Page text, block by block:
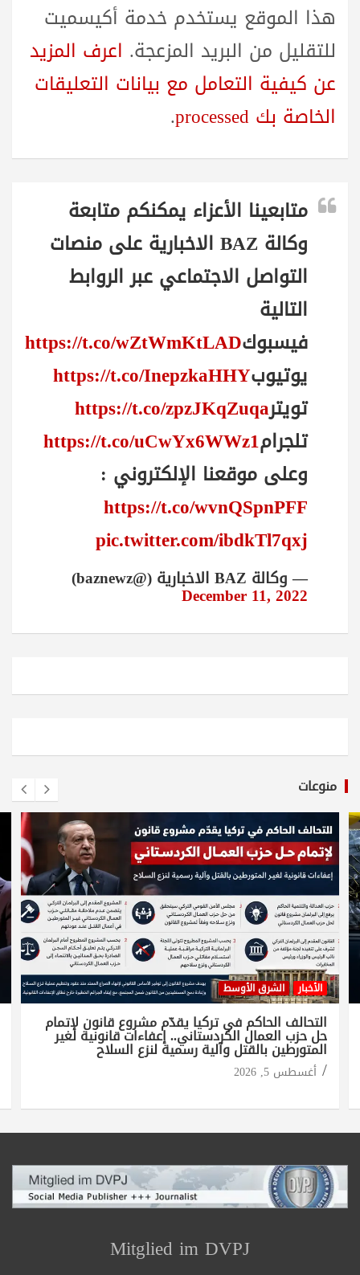
هذا الموقع يستخدم خدمة أكيسميت
للتقليل من البريد المزعجة. اعرف المزيد
عن كيفية التعامل مع بيانات التعليقات
الخاصة بك processed
.
متابعينا الأعزاء يمكنكم متابعة
وكالة BAZ الاخبارية على منصات
التواصل الاجتماعي عبر الروابط
التالية
فيسبوكhttps://t.co/wZtWmKtLAD
يوتيوبhttps://t.co/InepzkaHHY
تويترhttps://t.co/zpzJKqZuqa
تلجرامhttps://t.co/uCwYx6WWz1
وعلى موقعنا الإلكتروني :
https://t.co/wvnQSpnPFF
pic.twitter.com/ibdkTl7qxj
— وكالة BAZ الاخبارية (@baznewz)
December 11, 2022
منوعات
الأخبار الشرق الأوسط
التحالف الحاكم في تركيا يقدّم مشروع قانون لإتمام
حل حزب العمال الكردستاني.. إعفاءات قانونية لغير
المتورطين بالقتل وآلية رسمية لنزع السلاح
أغسطس 5, 2026
Mitglied im DVPJ